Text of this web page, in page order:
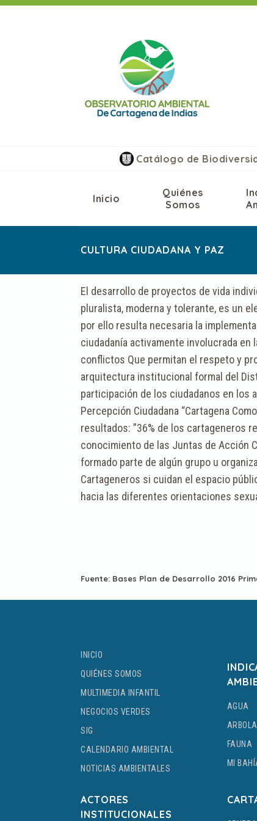
Saltar
Catálogo de
Inicio
Quiénes
Somos
CULTURA CIUDADANA Y PAZ
El desarrollo de proyectos de vida
pluralista, moderna y tolerante, es un
por ello resulta necesaria la
ciudadanía activamente involucrada
conflictos Que permitan el respeto y
arquitectura institucional formal del
participación de los ciudadanos en los
Percepción Ciudadana “Cartagena
resultados: ”36% de los cartageneros
conocimiento de las Juntas de Acción
formado parte de algún grupo u
Cartageneros si cuidan el espacio
hacia las diferentes orientaciones
Fuente: Bases Plan de Desarrollo 2016
INICIO
QUIÉNES SOMOS
MULTIMEDIA INFANTIL
NEGOCIOS VERDES
SIG
CALENDARIO AMBIENTAL
NOTICIAS AMBIENTALES
AGUA
FAUNA
MI
ACTORES
INSTITUCIONALES